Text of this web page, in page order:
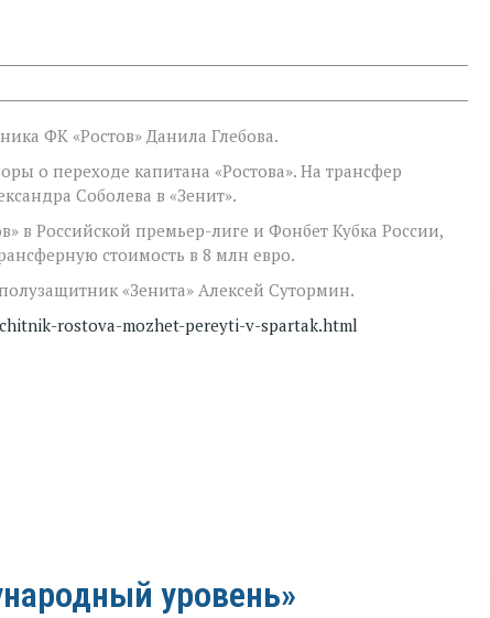
ФК «Ростов» Данила Глебова.
о переходе капитана «Ростова». На трансфер
Соболева в «Зенит».
в Российской премьер-лиге и Фонбет Кубка России,
стоимость в 8 млн евро.
«Зенита» Алексей Сутормин.
rostova-mozhet-pereyti-v-spartak.html
уровень»